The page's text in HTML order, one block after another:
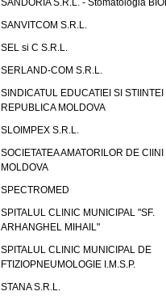
SANDORIA S.R.L. - Stomatologia
SANVITCOM S.R.L.
SEL si C S.R.L.
SERLAND-COM S.R.L.
SINDICATUL EDUCATIEI SI STIINTEI
REPUBLICA MOLDOVA
SLOIMPEX S.R.L.
SOCIETATEA AMATORILOR DE CIINI
MOLDOVA
SPECTROMED
SPITALUL CLINIC MUNICIPAL "SF.
ARHANGHEL MIHAIL"
SPITALUL CLINIC MUNICIPAL DE
FTIZIOPNEUMOLOGIE I.M.S.P.
STANA S.R.L.